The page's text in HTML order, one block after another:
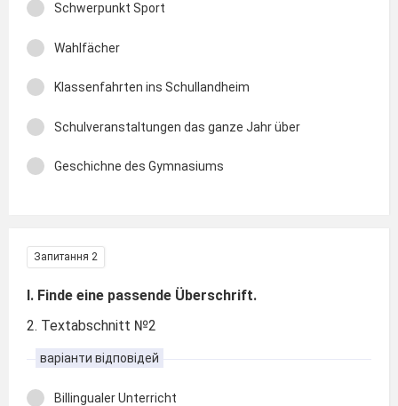
Schwerpunkt Sport
Wahlfächer
Klassenfahrten ins Schullandheim
Schulveranstaltungen das ganze Jahr über
Geschichne des Gymnasiums
Запитання 2
I. Finde eine passende Überschrift.
2. Textabschnitt №2
варіанти відповідей
Billingualer Unterricht